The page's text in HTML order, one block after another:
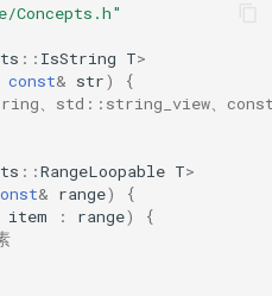
:: IsString T>
const& str)
{
、std::string_view、
::RangeLoopable T>
& range)
{
item : range)
{